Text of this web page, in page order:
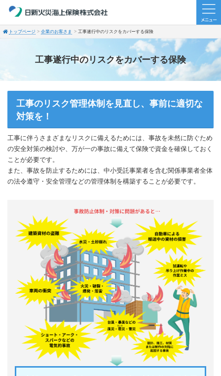
トップページ 企業のお客さま 工事遂行中のリスクをカバーする保険
工事遂行中のリスクをカバーする保険
工事のリスク管理体制を見直し、事前に適切な
対策を！
工事に伴うさまざまなリスクに備えるためには、事故を未然に防ぐため
の安全対策の検討や、万が一の事故に備えて保険で資金を確保しておく
ことが必要です。
また、事故を防止するためには、中小受託事業者を含む関係事業者全体
の法令遵守・安全管理などの管理体制を構築することが必要です。